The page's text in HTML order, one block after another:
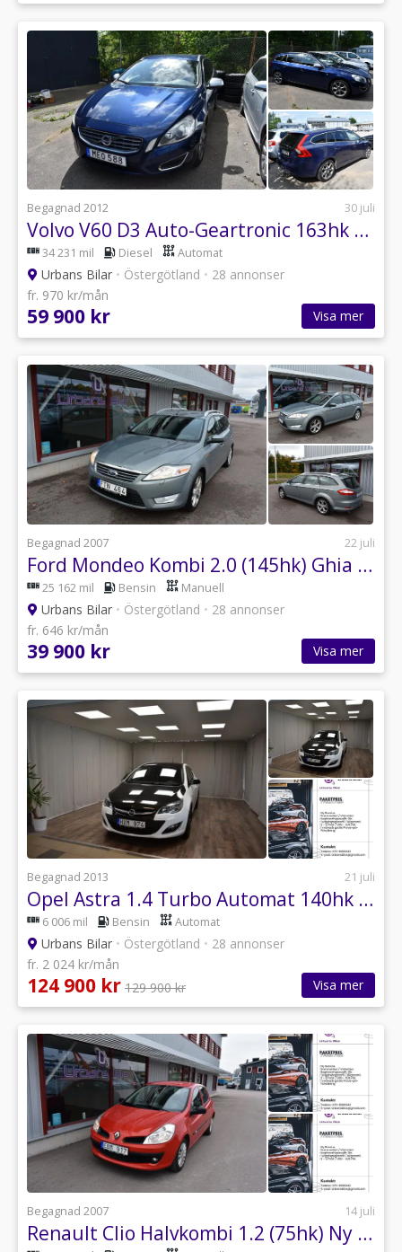
Begagnad 2012 30 juli
Volvo V60 D3 Auto-Geartronic 163hk Ocean Race
34 231 mil Diesel Automat
Urbans Bilar • Östergötland • 28 annonser
fr. 970 kr/mån
59 900 kr Visa mer
Begagnad 2007 22 juli
Ford Mondeo Kombi 2.0 (145hk) Ghia / Ny Besiktad Drag 3,99%
25 162 mil Bensin Manuell
Urbans Bilar • Östergötland • 28 annonser
fr. 646 kr/mån
39 900 kr Visa mer
Begagnad 2013 21 juli
Opel Astra 1.4 Turbo Automat 140hk Black Roof Edition 3,99%
6 006 mil Bensin Automat
Urbans Bilar • Östergötland • 28 annonser
fr. 2 024 kr/mån
124 900 kr 129 900 kr Visa mer
Begagnad 2007 14 juli
Renault Clio Halvkombi 1.2 (75hk) Ny Bes & Servad *12103 mil* 3,99%